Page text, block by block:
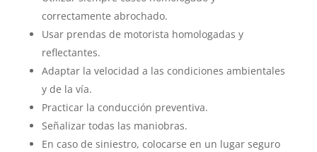
correctamente abrochado.
Usar prendas de motorista homologadas y
reflectantes.
Adaptar la velocidad a las condiciones ambientales
y de la vía.
Practicar la conducción preventiva.
Señalizar todas las maniobras.
En caso de siniestro, colocarse en un lugar seguro